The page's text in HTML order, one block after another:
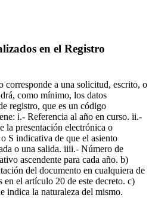
en el Registro
corresponde a una solicitud, escrito, o
como mínimo, los datos
registro, que es un código
i.- Referencia al año en curso. ii.-
la presentación electrónica o
S indicativa de que el asiento
o una salida. iiii.- Número de
ascendente para cada año. b)
del documento en cualquiera de
en el artículo 20 de este decreto. c)
indica la naturaleza del mismo.